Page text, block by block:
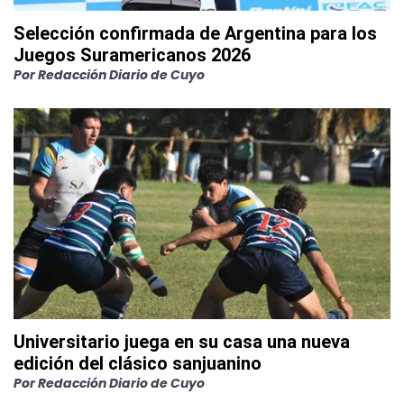
Selección confirmada de Argentina para los
Juegos Suramericanos 2026
PorRedacción Diario de Cuyo
Universitario juega en su casa una nueva
edición del clásico sanjuanino
PorRedacción Diario de Cuyo